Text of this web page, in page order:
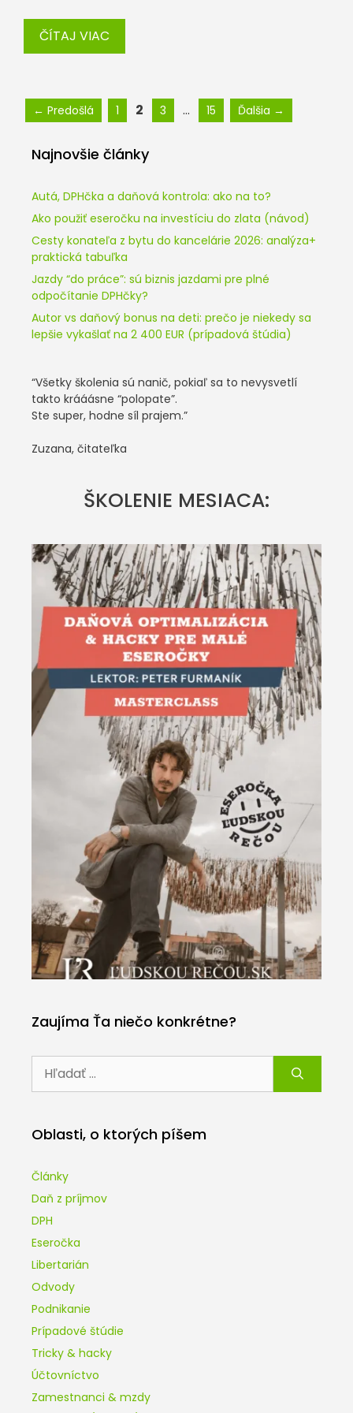
ČÍTAJ VIAC
← Predošlá Stránka
1 Stránka
2 Stránka
3 … Stránka
15 Ďalšia →
Najnovšie články
Autá, DPHčka a daňová kontrola: ako na to?
Ako použiť eseročku na investíciu do zlata (návod)
Cesty konateľa z bytu do kancelárie 2026: analýza+
praktická tabuľka
Jazdy “do práce”: sú biznis jazdami pre plné
odpočítanie DPHčky?
Autor vs daňový bonus na deti: prečo je niekedy sa
lepšie vykašlať na 2 400 EUR (prípadová štúdia)
“Všetky školenia sú nanič, pokiaľ sa to nevysvetlí
takto krááásne “polopate”.
Ste super, hodne síl prajem.”
Zuzana, čitateľka
ŠKOLENIE MESIACA:
Zaujíma Ťa niečo konkrétne?
Oblasti, o ktorých píšem
Články
Daň z príjmov
DPH
Eseročka
Libertarián
Odvody
Podnikanie
Prípadové štúdie
Tricky & hacky
Účtovníctvo
Zamestnanci & mzdy